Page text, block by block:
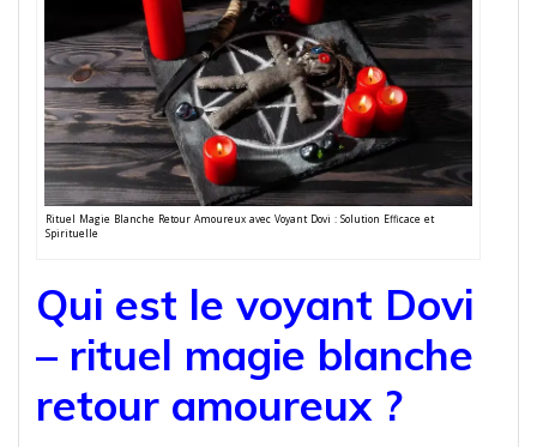
Rituel Magie Blanche Retour Amoureux avec Voyant Dovi : Solution Efficace et
Spirituelle
Qui est le voyant Dovi
– rituel magie blanche
retour amoureux ?